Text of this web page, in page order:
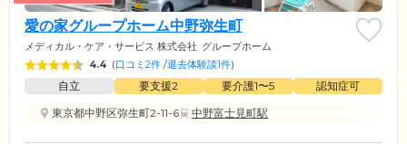
愛の家グループホーム中野弥生町
メディカル・ケア・サービス 株式会社 グループホーム
4.4 (口コミ2件 /退去体験談1件)
自立 要支援2 要介護1〜5
認知症可
東京都中野区弥生町2-11-6
中野富士見町駅